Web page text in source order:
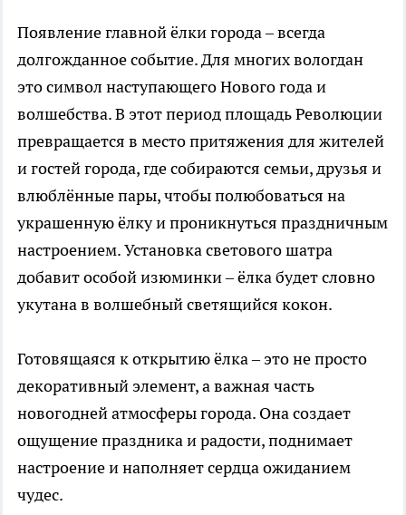
Появление главной ёлки города – всегда
долгожданное событие. Для многих вологдан
это символ наступающего Нового года и
волшебства. В этот период площадь Революции
превращается в место притяжения для жителей
и гостей города, где собираются семьи, друзья и
влюблённые пары, чтобы полюбоваться на
украшенную ёлку и проникнуться праздничным
настроением. Установка светового шатра
добавит особой изюминки – ёлка будет словно
укутана в волшебный светящийся кокон.
Готовящаяся к открытию ёлка – это не просто
декоративный элемент, а важная часть
новогодней атмосферы города. Она создает
ощущение праздника и радости, поднимает
настроение и наполняет сердца ожиданием
чудес.